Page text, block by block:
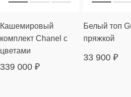
Кашемировый
комплект Chanel с
цветами
339 000 ₽
Белый топ
пряжкой
33 900 ₽